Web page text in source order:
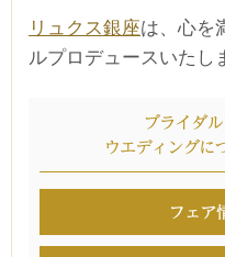
リュクス銀座は、心を
ルプロデュースいたし